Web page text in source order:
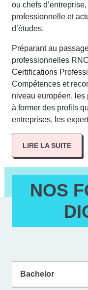
ou chefs
professionnelle et
d’études.
Préparant au
professionnelles
Certifications
Compétences et
niveau européen, les
à former des profils
entreprises, les
NOS
Bachelor